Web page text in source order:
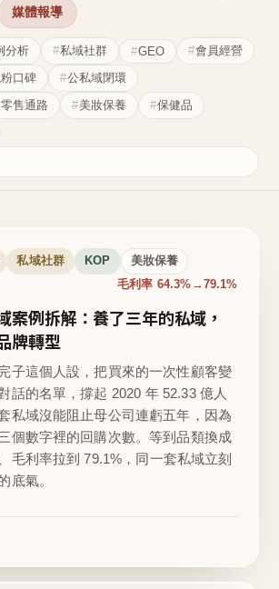
媒體報導
分析 私域社群 GEO
會員經營
口碑 公私域閉環
零售通路 美妝保養
保健品
私域社群 KOP 美妝保養
毛利率 64.3%→79.1%
案例拆解：養了三年的私域，
牌轉型
子這個人設，把買來的一次性顧客變
話的名單，撐起 2020 年 52.33 億人
私域沒能阻止母公司連虧五年，因為
個數字裡的回購次數。等到品類換成
毛利率拉到 79.1%，同一套私域立刻
底氣。